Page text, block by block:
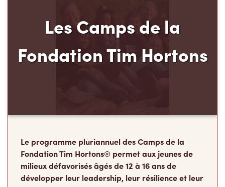
Les Camps de la
Fondation Tim Hortons
Le programme pluriannuel des Camps de la
Fondation Tim Hortons® permet aux jeunes de
milieux défavorisés âgés de 12 à 16 ans de
développer leur leadership, leur résilience et leur